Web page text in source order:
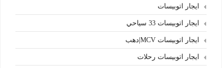
ايجار اتوبيسات
ايجار اتوبيسات 33 سياحي
ايجار اتوبيسات MCV|دهب
ايجار اتوبيسات رحلات